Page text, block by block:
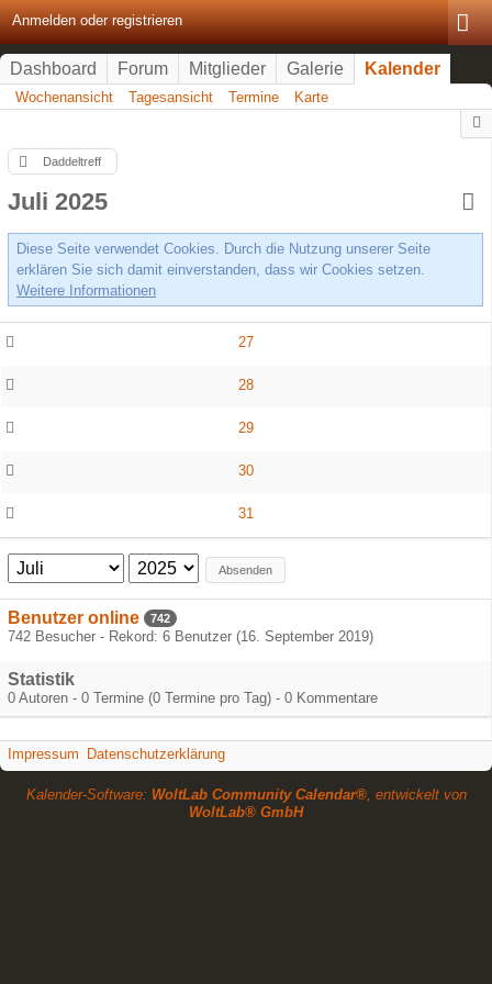
Anmelden oder registrieren
Dashboard Forum Mitglieder Galerie Kalender
Wochenansicht Tagesansicht Termine Karte
Daddeltreff
Juli 2025
Diese Seite verwendet Cookies. Durch die Nutzung unserer Seite
erklären Sie sich damit einverstanden, dass wir Cookies setzen.
Weitere Informationen
27
28
29
30
31
Absenden
Benutzer online 742
742 Besucher - Rekord: 6 Benutzer (16. September 2019)
Statistik
0 Autoren - 0 Termine (0 Termine pro Tag) - 0 Kommentare
Impressum Datenschutzerklärung
Kalender-Software: WoltLab Community Calendar®, entwickelt von
WoltLab® GmbH